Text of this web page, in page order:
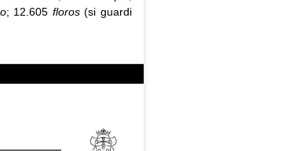
; 12.605 floros(si guardi